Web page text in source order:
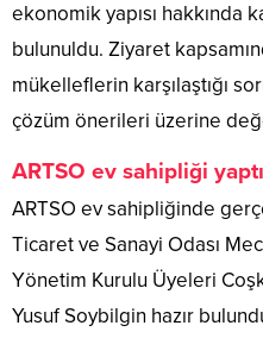
ekonomik yapısı hakkında
bulunuldu. Ziyaret
mükelleflerin karşılaştığı
çözüm önerileri üzerine
ARTSO ev sahipliği yaptı
ARTSO ev sahipliğinde
Ticaret ve Sanayi Odası
Yönetim Kurulu Üyeleri
Yusuf Soybilgin hazır